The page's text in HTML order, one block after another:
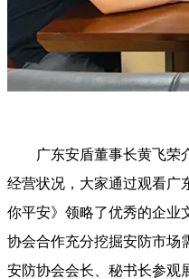
广东安盾董事长黄飞荣
经营状况，大家通过观看广
你平安》领略了优秀的企业
协会合作充分挖掘安防市场
安防协会会长、秘书长参观